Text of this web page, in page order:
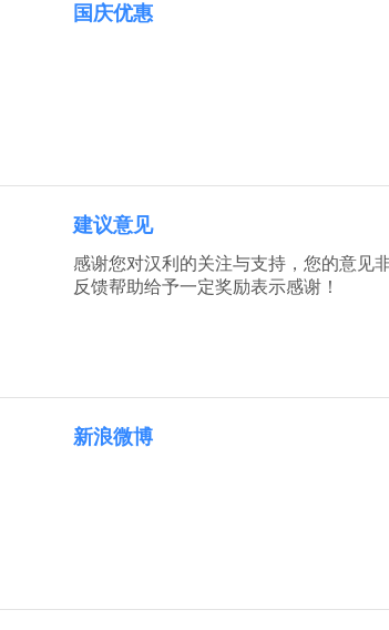
国庆优惠
建议意见
感谢您对汉利的关注与支持，您的意见
反馈帮助给予一定奖励表示感谢！
新浪微博